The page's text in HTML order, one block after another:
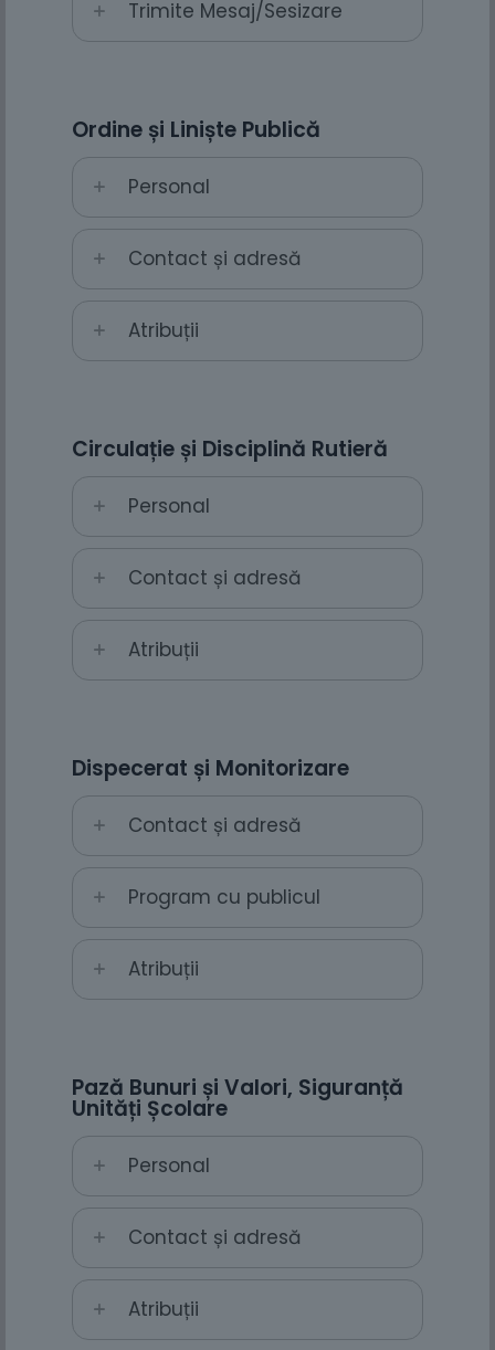
Trimite Mesaj/Sesizare
Ordine și Liniște Publică
Personal
Contact și adresă
Atribuții
Circulație și Disciplină Rutieră
Personal
Contact și adresă
Atribuții
Dispecerat și Monitorizare
Contact și adresă
Program cu publicul
Atribuții
Pază Bunuri și Valori, Siguranță
Unități Școlare
Personal
Contact și adresă
Atribuții